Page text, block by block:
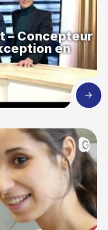
– Concepteur
en